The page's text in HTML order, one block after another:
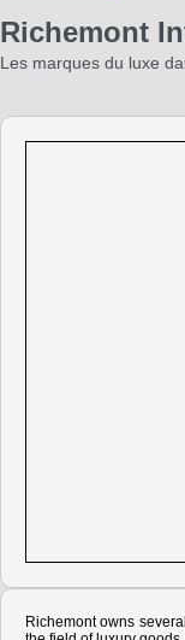
Richemont
Les marques du luxe
Richemont owns